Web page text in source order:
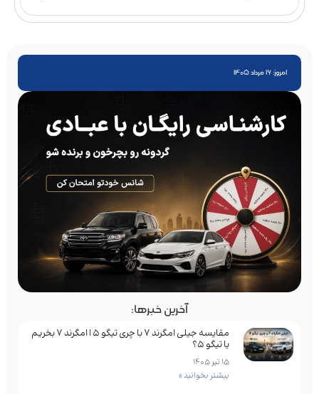
امروز: 16 مرداد 1405
آخرین خبرها:
مقایسه جیلی امگرند 7 با چری تیگو 5 | امگرند 7 بخریم
یا تیگو 5؟
15 تیر 1405
بیشتر بخوانید »